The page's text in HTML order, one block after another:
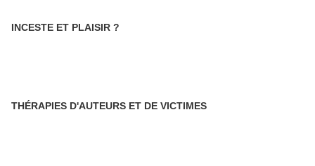
INCESTE ET PLAISIR ?
THÉRAPIES D'AUTEURS ET DE VICTIMES